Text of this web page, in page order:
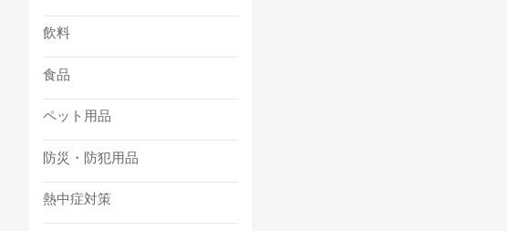
飲料
食品
ペット用品
防災・防犯用品
熱中症対策